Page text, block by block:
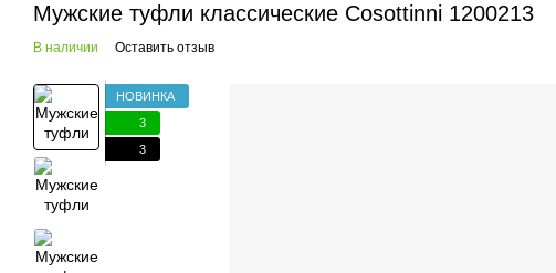
Мужские туфли классические Cosottinni 1200213
В наличии Оставить отзыв
НОВИНКА
3
3